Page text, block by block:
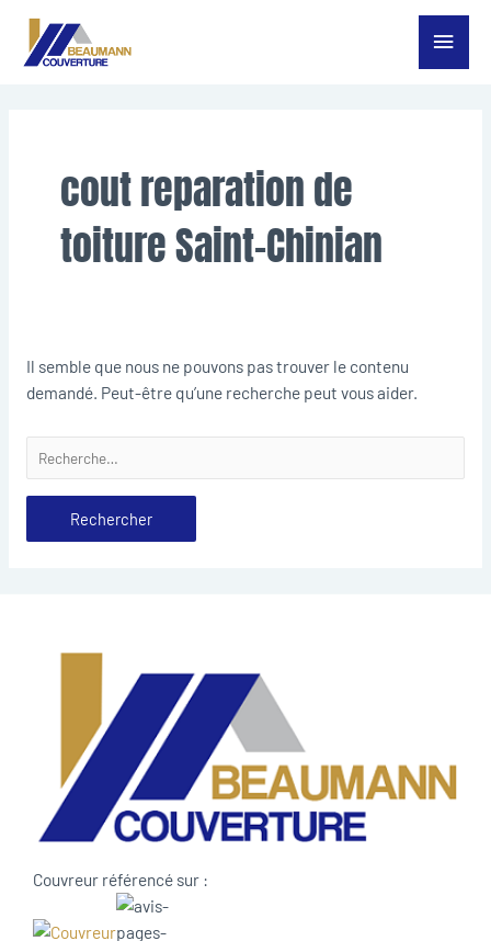
Aller
Menu
cout reparation de
toiture Saint-Chinian
Il semble que nous ne pouvons pas trouver le contenu
demandé. Peut-être qu’une recherche peut vous aider.
Couvreur référencé sur :